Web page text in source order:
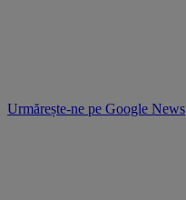
Urmărește-ne pe Google News